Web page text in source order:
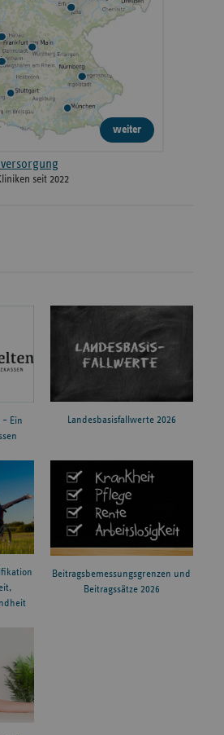
weiter
seit 2022
Ein
Landesbasisfallwerte 2026
Beitragsbemessungsgrenzen und
Beitragssätze 2026